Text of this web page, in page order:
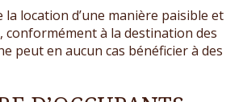
location d’une manière paisible et
conformément à la destination des
peut en aucun cas bénéficier à des